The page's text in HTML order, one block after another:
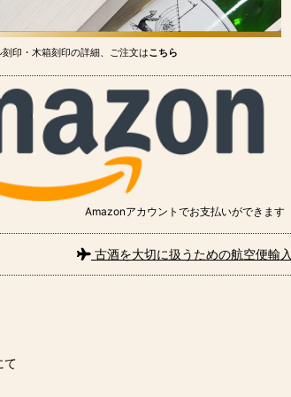
印・木箱刻印の詳細、ご注文はこちら
Amazonアカウントでお支払いができます
古酒を大切に扱うための航空便輸入
て